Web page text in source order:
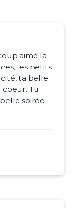
aimé la
les petits
ta belle
Tu
soirée